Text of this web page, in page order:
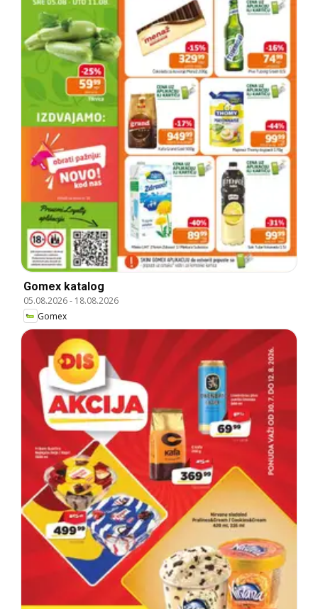
Gomex katalog
05.08.2026- 18.08.2026
Gomex